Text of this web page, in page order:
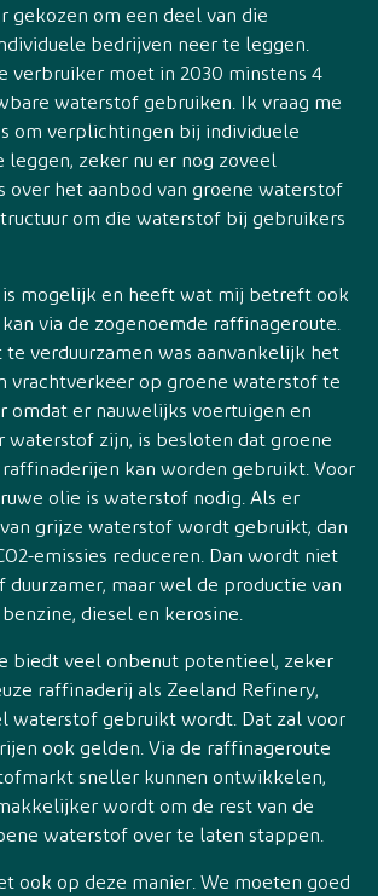
gekozen om een deel van die
bedrijven neer te leggen.
verbruiker moet in 2030 minstens 4
waterstof gebruiken. Ik vraag me
om verplichtingen bij individuele
leggen, zeker nu er nog zoveel
over het aanbod van groene waterstof
om die waterstof bij gebruikers
mogelijk en heeft wat mij betreft ook
via de zogenoemde raffinageroute.
verduurzamen was aanvankelijk het
vrachtverkeer op groene waterstof te
omdat er nauwelijks voertuigen en
waterstof zijn, is besloten dat groene
kan worden gebruikt. Voor
olie is waterstof nodig. Als er
grijze waterstof wordt gebruikt, dan
emissies reduceren. Dan wordt niet
maar wel de productie van
diesel en kerosine.
biedt veel onbenut potentieel, zeker
raffinaderij als Zeeland Refinery,
waterstof gebruikt wordt. Dat zal voor
ook gelden. Via de raffinageroute
sneller kunnen ontwikkelen,
wordt om de rest van de
waterstof over te laten stappen.
ook op deze manier. We moeten goed